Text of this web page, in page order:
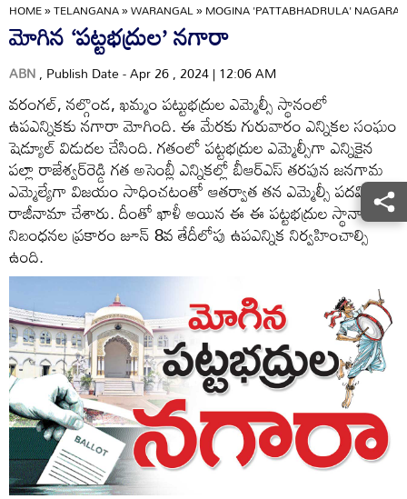
HOME»TELANGANA»WARANGAL»MOGINA 'PATTABHADRULA' NAGARA
మోగిన ‘పట్టభద్రుల’ నగారా
ABN, Publish Date - Apr 26 , 2024 | 12:06 AM
వరంగల్‌, నల్గొండ, ఖమ్మం పట్టుభద్రుల ఎమ్మెల్సీ స్థానంలో
ఉపఎన్నికకు నగారా మోగింది. ఈ మేరకు గురువారం ఎన్నికల సంఘం
షెడ్యూల్‌ విడుదల చేసింది. గతంలో పట్టభద్రుల ఎమ్మెల్సీగా ఎన్నికైన
పల్లా రాజేశ్వర్‌రెడ్డి గత అసెంబ్లీ ఎన్నికల్లో బీఆర్‌ఎస్‌ తరపున జనగామ
ఎమ్మెల్యేగా విజయం సాధించటంతో ఆతర్వాత తన ఎమ్మెల్సీ పదవికి
రాజీనామా చేశారు. దీంతో ఖాళీ అయిన ఈ ఈ పట్టభద్రుల స్థానానికి
నిబంధనల ప్రకారం జూన్‌ 8వ తేదీలోపు ఉపఎన్నిక నిర్వహించాల్సి
ఉంది.